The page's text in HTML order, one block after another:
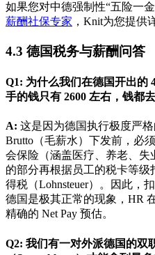
如果您对中德强制性“五险一金
薪酬社保专家 ，Knit为您提供
4.3 德国税务与薪酬问答
Q1: 为什么我们在德国开出的
手的钱只有 2600 左右，钱都
A: 这是因为德国执行极度严
Brutto（毛薪水）下发前，必
会保险（涵盖医疗、养老、失
的部分再根据员工的税卡等级
得税（Lohnsteuer）。因此，
德国是极其正常的现象，HR
精确的 Net Pay 预估。
Q2: 我们有一对外派德国的双